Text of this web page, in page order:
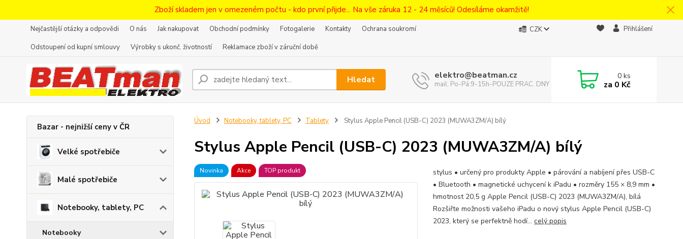
Zboží skladem jen v omezeném počtu - kdo první přijde... Na vše záruka 12 - 24 měsíců! Odesíláme okamžitě!
Nejčastější otázky a odpovědi O nás Jak nakupovat Obchodní podmínky Fotogalerie Kontakty
Ochrana soukromí
Odstoupení od kupní smlouvy
Výrobky s ukonč. životností Reklamace zboží v záruční době
CZK Přihlášení
Hledat elektro@beatman.cz
mail: Po-Pá:9-15h-POUZE PRAC. DNY
0ks
za 0 Kč
Bazar - nejnižší ceny v ČR
Velké spotřebiče
Malé spotřebiče
Notebooky, tablety, PC
Notebooky
Úvod Notebooky, tablety, PC Tablety Stylus Apple Pencil (USB-C) 2023 (MUWA3ZM/A) bílý
Stylus Apple Pencil (USB-C) 2023 (MUWA3ZM/A) bílý
Novinka Akce TOP produkt
stylus • určený pro produkty Apple • párování a nabíjení přes USB-C
• Bluetooth • magnetické uchycení k iPadu • rozměry 155 × 8,9 mm •
hmotnost 20,5 g Apple Pencil (USB-C) 2023 (MUWA3ZM/A), bílá
Rozšiřte možnosti vašeho iPadu o nový stylus Apple Pencil (USB-C)
2023, který se perfektně hodí... celý popis